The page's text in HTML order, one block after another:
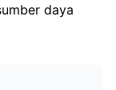
daya